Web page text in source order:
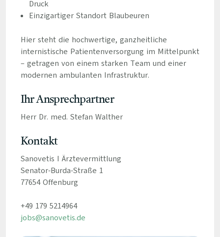
Druck
Einzigartiger Standort Blaubeuren
Hier steht die hochwertige, ganzheitliche
internistische Patientenversorgung im Mittelpunkt
– getragen von einem starken Team und einer
modernen ambulanten Infrastruktur.
Ihr Ansprechpartner
Herr Dr. med. Stefan Walther
Kontakt
Sanovetis I Ärztevermittlung
Senator-Burda-Straße 1
77654 Offenburg
+49 179 5214964
jobs@sanovetis.de